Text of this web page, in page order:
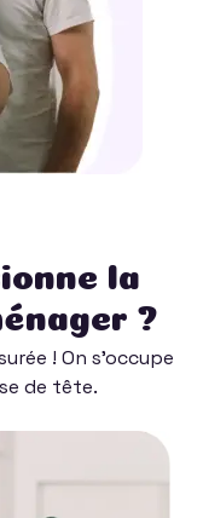
la
?
! On s'occupe
de tête.